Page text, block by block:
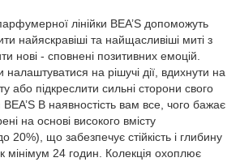
лінійки BEA’S допоможуть
найяскравіші та найщасливіші миті з
нові - сповнені позитивних емоцій.
налаштуватися на рішучі дії, вдихнути на
або підкреслити сильні сторони свого
BEA’S В наявностість вам все, чого бажає
на основі високого вмісту
20%), що забезпечує стійкість і глибину
мінімум 24 годин. Колекція охоплює